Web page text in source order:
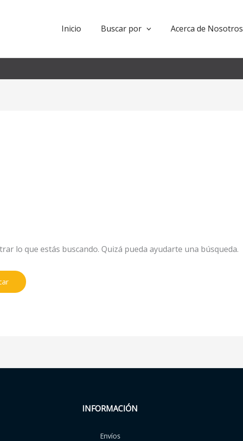
Inicio Buscar por Acerca de Nosotros
lo que estás buscando. Quizá pueda ayudarte una búsqueda.
INFORMACIÓN
Envíos